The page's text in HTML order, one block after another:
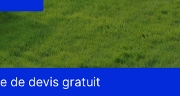
de devis gratuit